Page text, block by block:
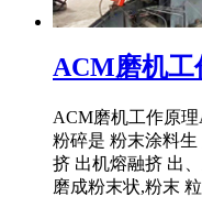
ACM磨机工
ACM磨机工作原
粉碎是 粉末涂料
挤 出机熔融挤 出
磨成粉末状,粉末